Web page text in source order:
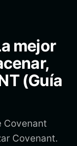
mejor
(Guía
Covenant
Covenant.